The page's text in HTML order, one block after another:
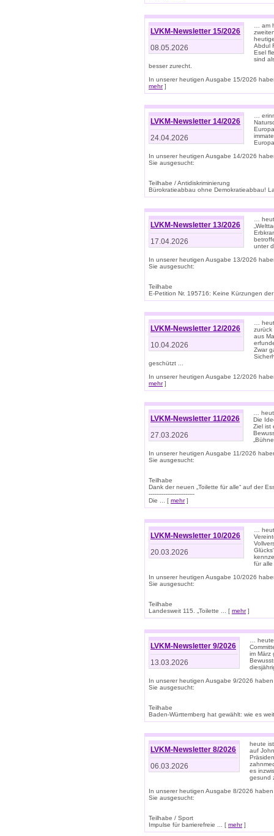
LVKM-Newsletter 15/2026
08.05.2026
… am
Abdul
Esel
sind
besser zurecht.
In unserer heutigen Ausgabe 15/2026
mehr]
LVKM-Newsletter 14/2026
24.04.2026
…
In unserer heutigen Ausgabe 14/2026
Sie ausgesucht:
Teilhabe / Antidiskriminierung
Bürokratieabbau ohne Demokratieabbau!
LVKM-Newsletter 13/2026
17.04.2026
…
unter
In unserer heutigen Ausgabe 13/2026
Sie ausgesucht:
Teilhabe
E-Petition Nr. 195716: Keine Kürzungen
LVKM-Newsletter 12/2026
10.04.2026
…
zurück
aus
Zwar
geschützt ...
In unserer heutigen Ausgabe 12/2026
mehr]
LVKM-Newsletter 11/2026
27.03.2026
…
Die
Ziel ist
In unserer heutigen Ausgabe 11/2026
Sie ausgesucht:
Teilhabe
Dank der neuen „Toilette für alle“ auf der
-------------------------
Die ... [ mehr]
LVKM-Newsletter 10/2026
20.03.2026
…
für
In unserer heutigen Ausgabe 10/2026
Sie ausgesucht:
Teilhabe
Landesweit 115. „Toilette ... [ mehr]
LVKM-Newsletter 9/2026
13.03.2026
…
im März
In unserer heutigen Ausgabe 9/2026
Sie ausgesucht:
Teilhabe
Baden-Württemberg hat gewählt: wie es
LVKM-Newsletter 8/2026
06.03.2026
heute
auf
es
gesund
In unserer heutigen Ausgabe 8/2026
Sie ausgesucht:
Teilhabe / Sport
Impulse für barrierefreie ... [ mehr]